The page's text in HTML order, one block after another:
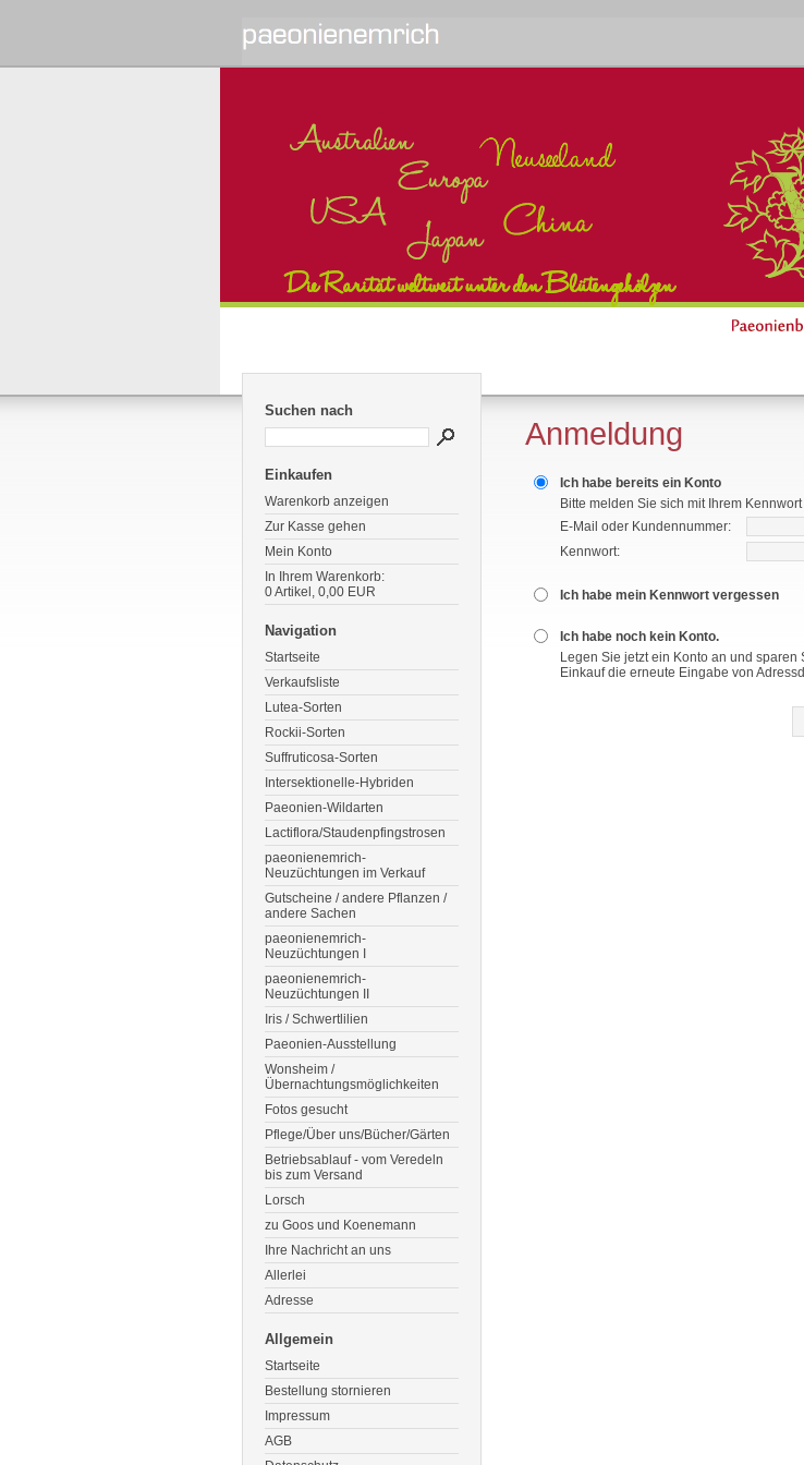
Suchen nach
Einkaufen
Warenkorb anzeigen
Zur Kasse gehen
Mein Konto
In Ihrem Warenkorb:
0Artikel, 0,00 EUR
Navigation
Startseite
Verkaufsliste
Lutea-Sorten
Rockii-Sorten
Suffruticosa-Sorten
Intersektionelle-Hybriden
Paeonien-Wildarten
Lactiflora/Staudenpfingstrosen
paeonienemrich-
Neuzüchtungen im Verkauf
Gutscheine / andere Pflanzen /
andere Sachen
paeonienemrich-
Neuzüchtungen I
paeonienemrich-
Neuzüchtungen II
Iris / Schwertlilien
Paeonien-Ausstellung
Wonsheim /
Übernachtungsmöglichkeiten
Fotos gesucht
Pflege/Über uns/Bücher/Gärten
Betriebsablauf - vom Veredeln
bis zum Versand
Lorsch
zu Goos und Koenemann
Ihre Nachricht an uns
Allerlei
Adresse
Allgemein
Startseite
Bestellung stornieren
Impressum
AGB
Anmeldung
Ich habe bereits ein Konto
Bitte melden Sie sich mit Ihrem
E-Mail oder Kundennummer:
Kennwort:
Ich habe mein Kennwort vergessen
Ich habe noch kein Konto.
Legen Sie jetzt ein Konto an und sparen
Einkauf die erneute Eingabe von